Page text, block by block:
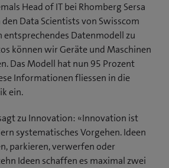
Head of IT bei Rhomberg Sersa
Data Scientists von Swisscom
entsprechendes Datenmodell zu
können wir Geräte und Maschinen
Das Modell hat nun 95 Prozent
Informationen fliessen in die
ein.
zu Innovation: «Innovation ist
systematisches Vorgehen. Ideen
parkieren, verwerfen oder
Ideen schaffen es maximal zwei